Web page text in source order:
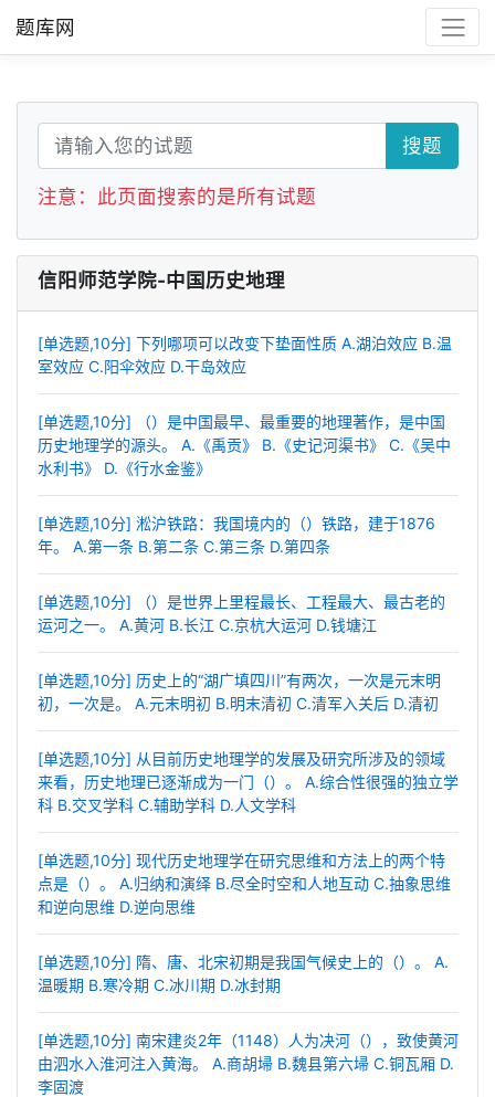
题库网
搜题
注意：此页面搜索的是所有试题
信阳师范学院-中国历史地理
[单选题,10分] 下列哪项可以改变下垫面性质 A.湖泊效应 B.温
室效应 C.阳伞效应 D.干岛效应
[单选题,10分] （）是中国最早、最重要的地理著作，是中国
历史地理学的源头。 A.《禹贡》 B.《史记河渠书》 C.《吴中
水利书》 D.《行水金鉴》
[单选题,10分] 淞沪铁路：我国境内的（）铁路，建于1876
年。 A.第一条 B.第二条 C.第三条 D.第四条
[单选题,10分] （）是世界上里程最长、工程最大、最古老的
运河之一。 A.黄河 B.长江 C.京杭大运河 D.钱塘江
[单选题,10分] 历史上的“湖广填四川”有两次，一次是元末明
初，一次是。 A.元末明初 B.明末清初 C.清军入关后 D.清初
[单选题,10分] 从目前历史地理学的发展及研究所涉及的领域
来看，历史地理已逐渐成为一门（）。 A.综合性很强的独立学
科 B.交叉学科 C.辅助学科 D.人文学科
[单选题,10分] 现代历史地理学在研究思维和方法上的两个特
点是（）。 A.归纳和演绎 B.尽全时空和人地互动 C.抽象思维
和逆向思维 D.逆向思维
[单选题,10分] 隋、唐、北宋初期是我国气候史上的（）。 A.
温暖期 B.寒冷期 C.冰川期 D.冰封期
[单选题,10分] 南宋建炎2年（1148）人为决河（），致使黄河
由泗水入淮河注入黄海。 A.商胡埽 B.魏县第六埽 C.铜瓦厢 D.
李固渡